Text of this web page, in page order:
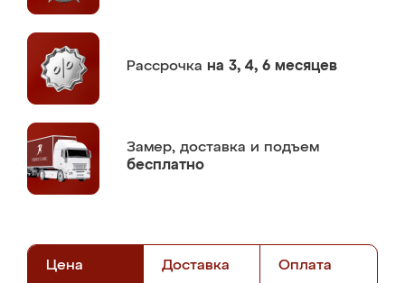
Рассрочка на 3, 4, 6 месяцев
Замер, доставка и подъем
бесплатно
Цена Доставка Оплата